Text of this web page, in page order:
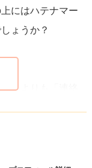
にはハテナマー
ょうか？
さよりも「連絡
も、これ何の意
かく「連絡が入